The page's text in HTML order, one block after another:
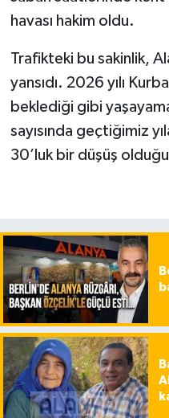
havası hakim oldu.
Trafikteki bu sakinlik,
yansıdı. 2026 yılı
beklediği gibi
sayısında geçtiğimiz
30’luk bir düşüş